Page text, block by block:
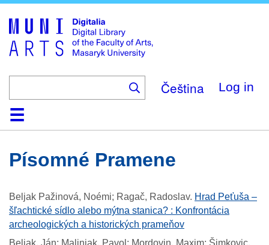
main
content
Čeština Log in
HomeCollections
Browse
Search
About
HelpContactDigitalia
Písomné Pramene
Beljak Pažinová, Noémi; Ragač, Radoslav. Hrad Peťuša –
šľachtické sídlo alebo mýtna stanica? : Konfrontácia
archeologických a historických prameňov